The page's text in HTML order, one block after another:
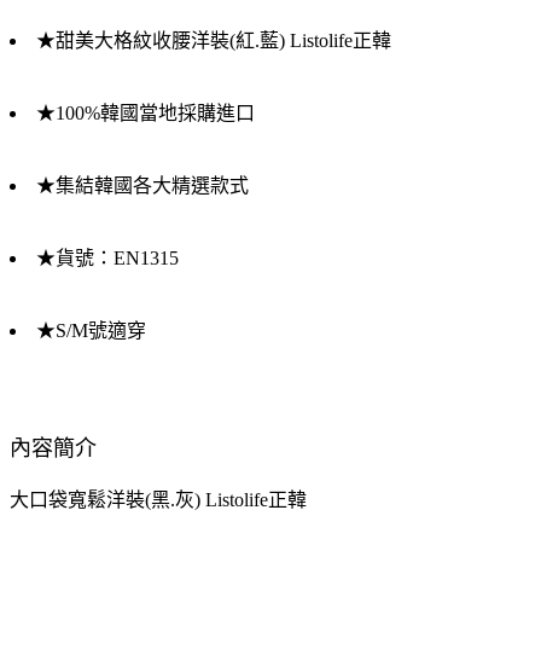
★甜美大格紋收腰洋裝(紅.藍) Listolife正韓
★100%韓國當地採購進口
★集結韓國各大精選款式
★貨號：EN1315
★S/M號適穿
內容簡介
大口袋寬鬆洋裝(黑.灰) Listolife正韓